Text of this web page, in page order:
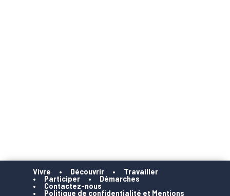
Vivre Découvrir
Travailler
Participer
Démarches
Contactez-nous
Politique de confidentialité et Mentions